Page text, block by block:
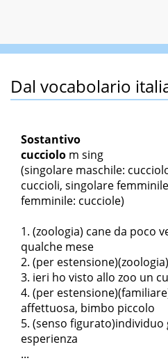
Dal vocabolario
Sostantivo
cucciolo m sing
(singolare maschile:
cuccioli, singolare
femminile: cucciole)
(zoologia) cane da poco
qualche mese
(per
ieri ho visto allo zoo un
(per
affettuosa, bimbo piccolo
(senso figurato)individuo
esperienza
...